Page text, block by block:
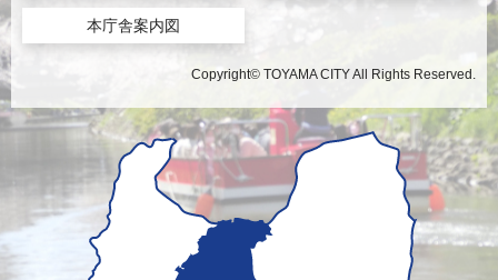
本庁舎案内図
Copyright© TOYAMA CITY All Rights Reserved.